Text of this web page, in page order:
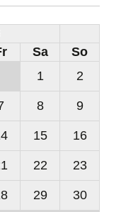
eitagSamstag
Sonntag
1
2
8 9
15 16
22 23
29 30